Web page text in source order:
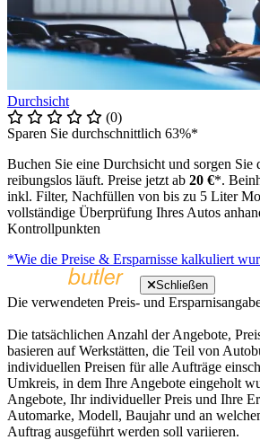
Durchsicht
(0)
Sparen Sie durchschnittlich 63%*
Buchen Sie eine Durchsicht und sorgen Sie
reibungslos läuft. Preise jetzt ab 20 €*.
inkl. Filter, Nachfüllen von bis zu 5 Liter
vollständige Überprüfung Ihres Autos
Kontrollpunkten
*Wie die Preise & Ersparnisse kalkuliert
Schließen
Die verwendeten Preis- und
Die tatsächlichen Anzahl der Angebote,
basieren auf Werkstätten, die Teil von
individuellen Preisen für alle Aufträge
Umkreis, in dem Ihre Angebote eingeholt
Angebote, Ihr individueller Preis und Ihre
Automarke, Modell, Baujahr und an
Auftrag ausgeführt werden soll variieren.